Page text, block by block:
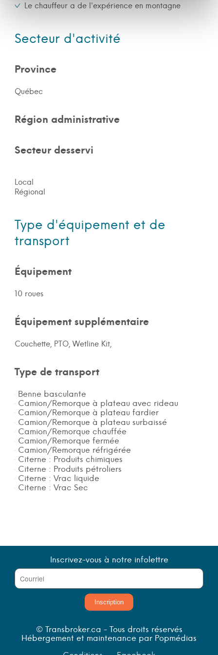
Le chauffeur a de l'expérience en montagne
Secteur d'activité
Province
Québec
Région administrative
Secteur desservi
Local
Régional
Type d'équipement et de
transport
Équipement
10 roues
Équipement supplémentaire
Couchette, PTO, Wetline Kit,
Type de transport
Benne basculante
Camion/Remorque à plateau avec rideau
Camion/Remorque à plateau fardier
Camion/Remorque à plateau surbaissé
Camion/Remorque chauffée
Camion/Remorque fermée
Camion/Remorque réfrigérée
Citerne : Produits chimiques
Citerne : Produits pétroliers
Citerne : Vrac liquide
Citerne : Vrac Sec
Inscrivez-vous à notre infolettre
Inscription
© Transbroker.ca - Tous droits réservés
Hébergement et maintenance par Popmédias